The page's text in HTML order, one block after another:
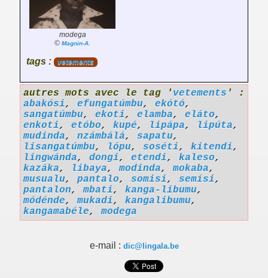
modega
© Magnin-A.
tags : vetements
autres mots avec le tag ' vetements ' :
abakósi, efungatúmbu, ekótó,
sangatúmbu, ekoti, elamba, eláto,
enkoti, etóbo, kupé, lipápa, lipúta,
mudinda, nzámbálá, sapatu,
lisangatúmbu, lópu, soséti, kitendi,
lingwánda, dongi, etendi, kaleso,
kazáka, libaya,modinda,mokaba,
musualu, pantalo, somisi, semísi,
pantalon,mbati, kanga-libumu,
módénde,mukadi, kangalibumu,
kangamabéle,modega
e-mail : dic@lingala.be